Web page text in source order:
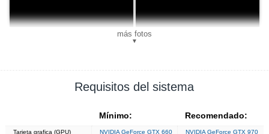
más fotos
▼
Requisitos del sistema
Mínimo: Recomendado:
Tarjeta grafica (GPU)
NVIDIA GeForce GTX 660
NVIDIA GeForce GTX 970